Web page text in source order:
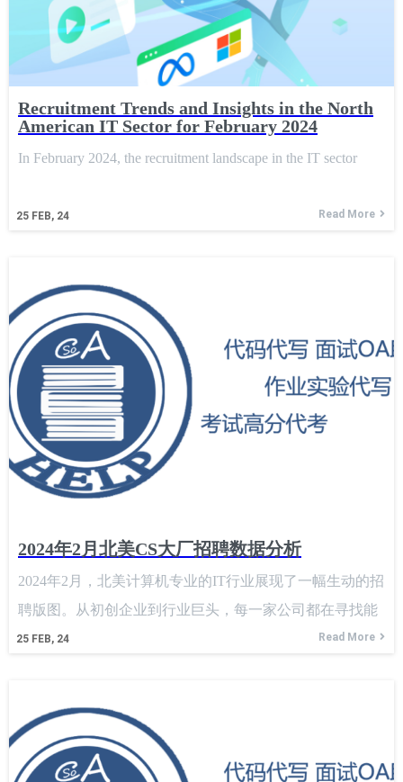
Recruitment Trends and Insights in the North
American IT Sector for February 2024
25 FEB, 24
In February 2024, the recruitment landscape in the IT sector
Read More
2024年2月北美CS大厂招聘数据分析
25 FEB, 24
2024年2月，北美计算机专业的IT行业展现了一幅生动的招
聘版图。从初创企业到行业巨头，每一家公司都在寻找能
够推动技术进步和业务增长的杰出人才。本月的数据揭示
头如Meta和短视频平台TikTok表现出了较高的招聘热度，
这反映了这些公司在市场中的活跃度以及对新鲜思维和创
Read More